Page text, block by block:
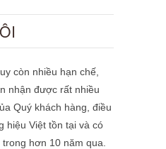
còn nhiều hạn chế,
nhận được rất nhiều
Quý khách hàng, điều
hiệu Việt tồn tại và có
hơn 10 năm qua.